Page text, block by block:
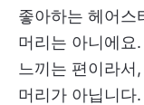
좋아하는 헤어스
머리는 아니에요
느끼는 편이라
머리가 아닙니다.